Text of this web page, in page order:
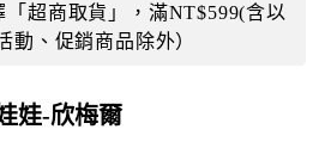
超商取貨」，滿NT$599(含以
動、促銷商品除外）
娃-欣梅爾